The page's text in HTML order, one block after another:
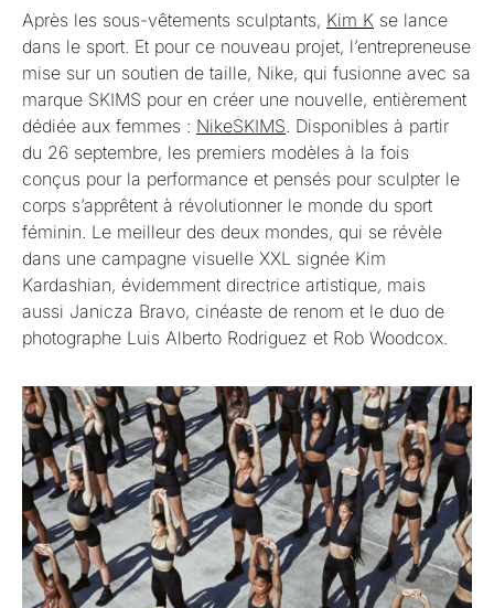
Après les sous-vêtements sculptants, Kim K se lance
dans le sport. Et pour ce nouveau projet, l’entrepreneuse
mise sur un soutien de taille, Nike, qui fusionne avec sa
marque SKIMS pour en créer une nouvelle, entièrement
dédiée aux femmes : NikeSKIMS. Disponibles à partir
du 26 septembre, les premiers modèles à la fois
conçus pour la performance et pensés pour sculpter le
corps s’apprêtent à révolutionner le monde du sport
féminin. Le meilleur des deux mondes, qui se révèle
dans une campagne visuelle XXL signée Kim
Kardashian, évidemment directrice artistique, mais
aussi Janicza Bravo, cinéaste de renom et le duo de
photographe Luis Alberto Rodriguez et Rob Woodcox.